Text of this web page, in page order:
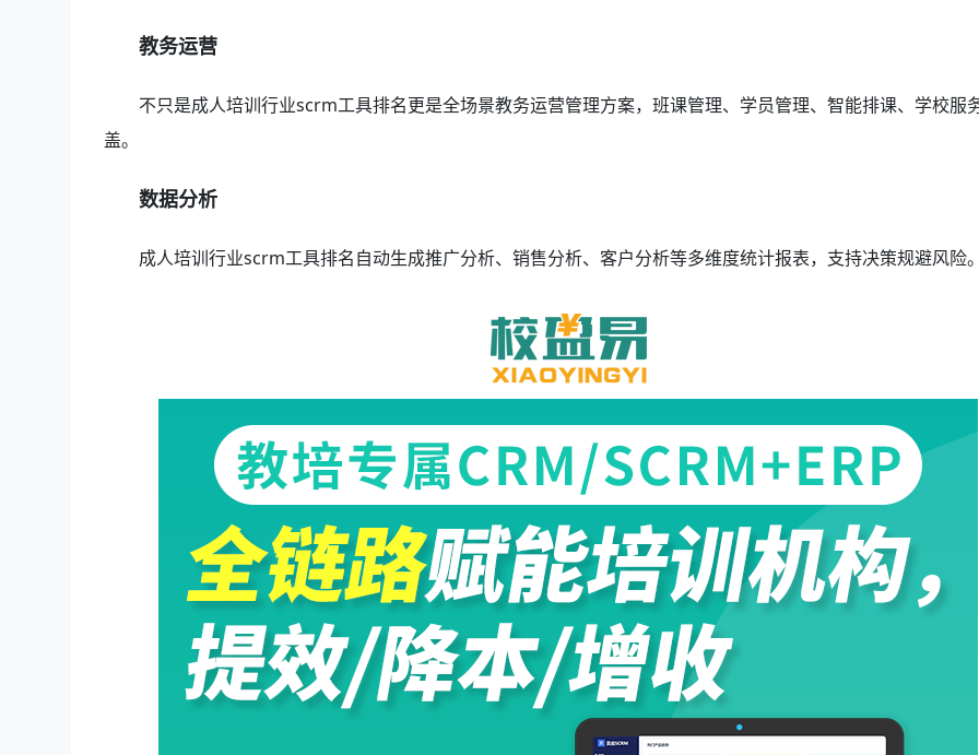
教务运营
不只是成人培训行业scrm工具排名更是全场景教务运营管理方案，班课管理、学员管理、智能排课、学校服
盖。
数据分析
成人培训行业scrm工具排名自动生成推广分析、销售分析、客户分析等多维度统计报表，支持决策规避风险